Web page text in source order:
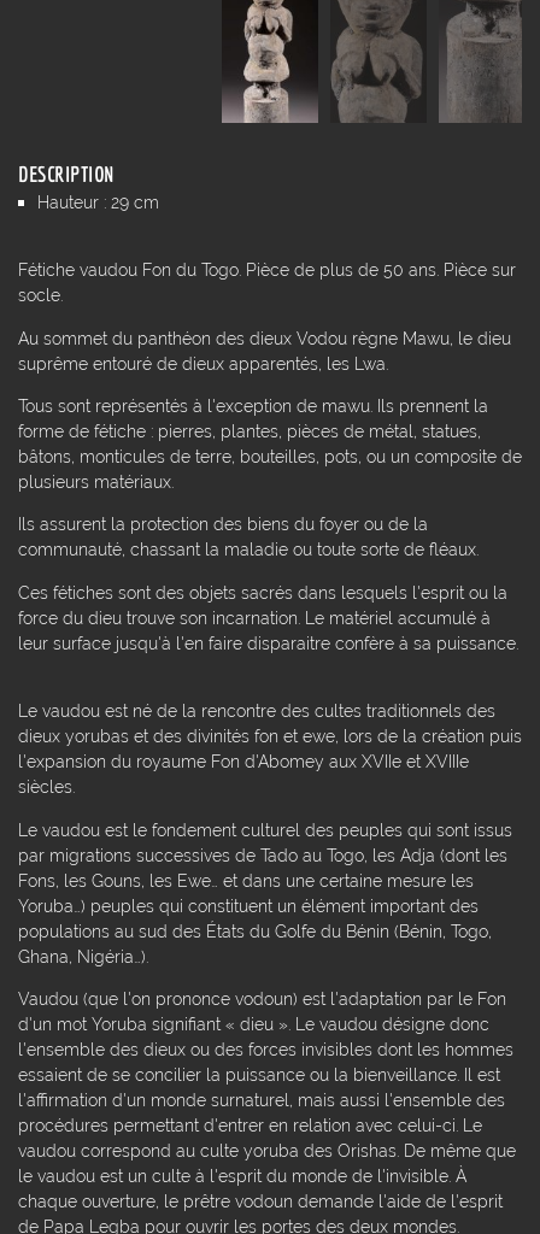
DESCRIPTION
Hauteur : 29 cm
Fétiche vaudou Fon du Togo. Pièce de plus de 50 ans. Pièce sur
socle.
Au sommet du panthéon des dieux Vodou règne Mawu, le dieu
suprême entouré de dieux apparentés, les Lwa.
Tous sont représentés à l'exception de mawu. Ils prennent la
forme de fétiche : pierres, plantes, pièces de métal, statues,
bâtons, monticules de terre, bouteilles, pots, ou un composite de
plusieurs matériaux.
Ils assurent la protection des biens du foyer ou de la
communauté, chassant la maladie ou toute sorte de fléaux.
Ces fétiches sont des objets sacrés dans lesquels l'esprit ou la
force du dieu trouve son incarnation. Le matériel accumulé à
leur surface jusqu'à l'en faire disparaitre confère à sa puissance.
Le vaudou est né de la rencontre des cultes traditionnels des
dieux yorubas et des divinités fon et ewe, lors de la création puis
l'expansion du royaume Fon d'Abomey aux XVIIe et XVIIIe
siècles.
Le vaudou est le fondement culturel des peuples qui sont issus
par migrations successives de Tado au Togo, les Adja (dont les
Fons, les Gouns, les Ewe… et dans une certaine mesure les
Yoruba…) peuples qui constituent un élément important des
populations au sud des États du Golfe du Bénin (Bénin, Togo,
Ghana, Nigéria…).
Vaudou (que l'on prononce vodoun) est l'adaptation par le Fon
d'un mot Yoruba signifiant « dieu ». Le vaudou désigne donc
l'ensemble des dieux ou des forces invisibles dont les hommes
essaient de se concilier la puissance ou la bienveillance. Il est
l'affirmation d'un monde surnaturel, mais aussi l'ensemble des
procédures permettant d'entrer en relation avec celui-ci. Le
vaudou correspond au culte yoruba des Orishas. De même que
le vaudou est un culte à l'esprit du monde de l'invisible. À
chaque ouverture, le prêtre vodoun demande l'aide de l'esprit
de Papa Legba pour ouvrir les portes des deux mondes.